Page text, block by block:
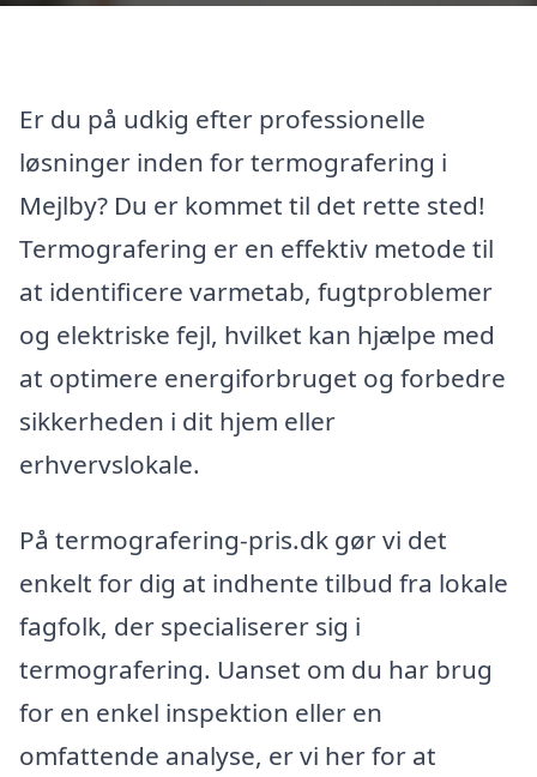
Er du på udkig efter professionelle
løsninger inden for termografering i
Mejlby? Du er kommet til det rette sted!
Termografering er en effektiv metode til
at identificere varmetab, fugtproblemer
og elektriske fejl, hvilket kan hjælpe med
at optimere energiforbruget og forbedre
sikkerheden i dit hjem eller
erhvervslokale.
På termografering-pris.dk gør vi det
enkelt for dig at indhente tilbud fra lokale
fagfolk, der specialiserer sig i
termografering. Uanset om du har brug
for en enkel inspektion eller en
omfattende analyse, er vi her for at